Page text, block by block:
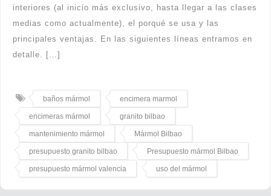
interiores (al inicio más exclusivo, hasta llegar a las clases
medias como actualmente), el porqué se usa y las
principales ventajas. En las siguientes líneas entramos en
detalle. […]
baños mármol encimera marmol
encimeras mármol granito bilbao
mantenimiento mármol Mármol Bilbao
presupuesto granito bilbao Presupuesto mármol Bilbao
presupuesto mármol valencia uso del mármol